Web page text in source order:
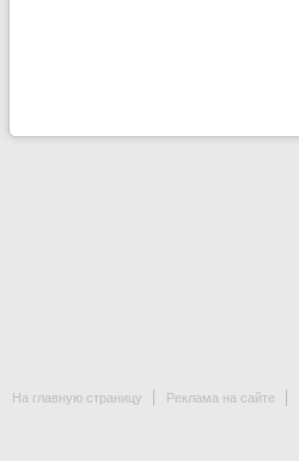
На главную страницу Реклама на сайте